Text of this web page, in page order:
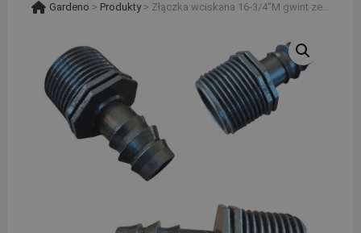
Gardeno > Produkty> Złączka wciskana 16-3/4“M gwint zewnętrzny do linii kroplującej i rury PE 16